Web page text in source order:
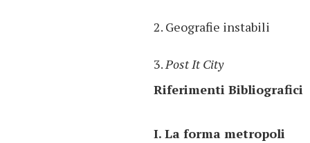
2. Geografie instabili
3.Post It City
Riferimenti Bibliografici
I. La forma metropoli